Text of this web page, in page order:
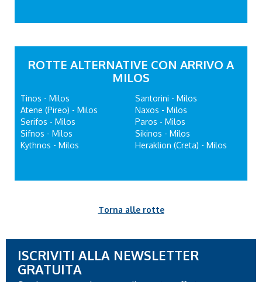
ROTTE ALTERNATIVE CON ARRIVO A
MILOS
Tinos - Milos
Atene (Pireo) - Milos
Serifos - Milos
Sifnos - Milos
Kythnos - Milos
Santorini - Milos
Naxos - Milos
Paros - Milos
Sikinos - Milos
Heraklion (Creta) - Milos
Torna alle rotte
ISCRIVITI ALLA NEWSLETTER
GRATUITA